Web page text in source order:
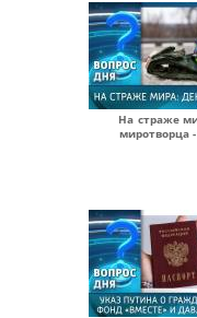
На страже
миротворца